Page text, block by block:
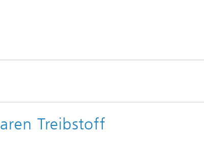
Pulverbettverfahren und Drucken
Treibstoff